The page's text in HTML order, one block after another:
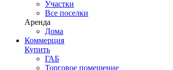
Участки
Все поселки
Аренда
Дома
Коммерция
Купить
ГАБ
Торговое помещение